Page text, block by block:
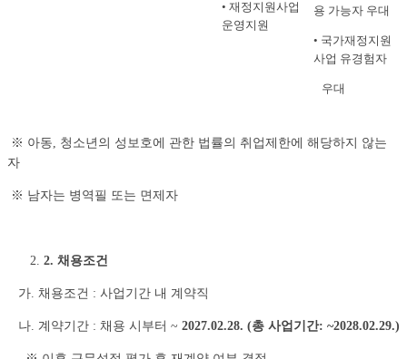
• 재정지원사업
운영지원
용 가능자 우대
• 국가재정지원
사업 유경험자
우대
※ 아동, 청소년의 성보호에 관한 법률의 취업제한에 해당하지 않는
자
※ 남자는 병역필 또는 면제자
2. 채용조건
가. 채용조건 : 사업기간 내 계약직
나. 계약기간 : 채용 시부터 ~ 2027.02.28. (총 사업기간: ~2028.02.29.)